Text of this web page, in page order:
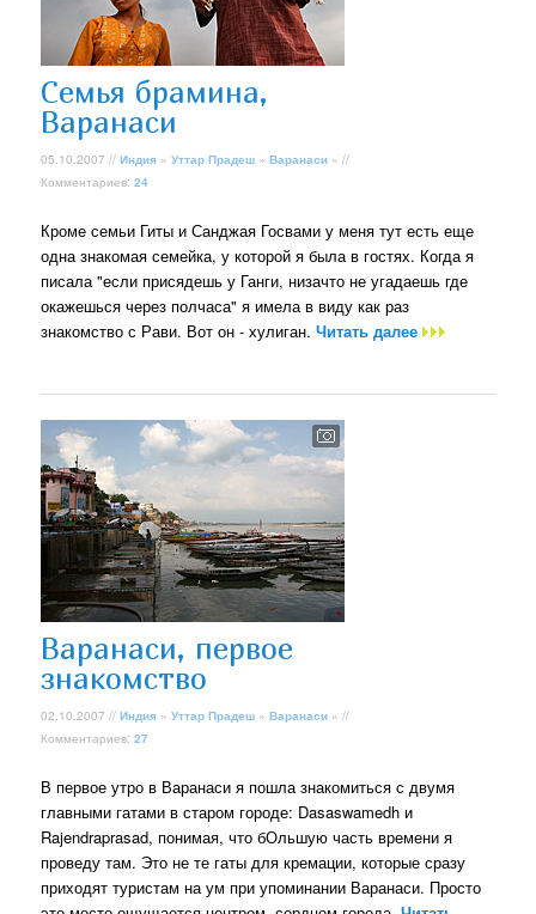
Семья брамина,
Варанаси
05.10.2007 //Индия »Уттар Прадеш »Варанаси » //
Комментариев:24
Кроме семьи Гиты и Санджая Госвами у меня тут есть еще
одна знакомая семейка, у которой я была в гостях. Когда я
писала "если присядешь у Ганги, низачто не угадаешь где
окажешься через полчаса" я имела в виду как раз
знакомство с Рави. Вот он - хулиган.Читать далее
Варанаси, первое
знакомство
02.10.2007 //Индия »Уттар Прадеш »Варанаси » //
Комментариев:27
В первое утро в Варанаси я пошла знакомиться с двумя
главными гатами в старом городе: Dasaswamedh и
Rajendraprasad, понимая, что бОльшую часть времени я
проведу там. Это не те гаты для кремации, которые сразу
приходят туристам на ум при упоминании Варанаси. Просто